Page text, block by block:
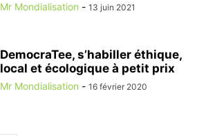
Mr Mondialisation - 13 juin 2021
DemocraTee, s’habiller éthique,
local et écologique à petit prix
Mr Mondialisation - 16 février 2020